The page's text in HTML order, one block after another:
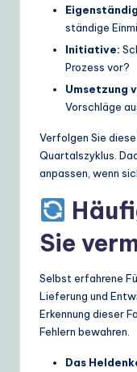
ständige
Initiative:
Prozess vor?
Umsetzung
Vorschläge
Verfolgen Sie
Quartalszyklus.
anpassen, wenn
Sie
Selbst erfahrene
Lieferung und
Erkennung dieser
Fehlern bewahren.
Das